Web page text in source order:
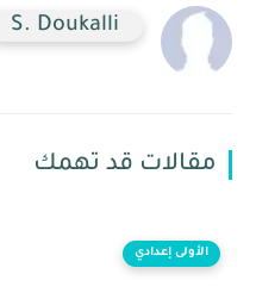
S. Doukalli
مقالات قد تهمك
الأولى إعدادي